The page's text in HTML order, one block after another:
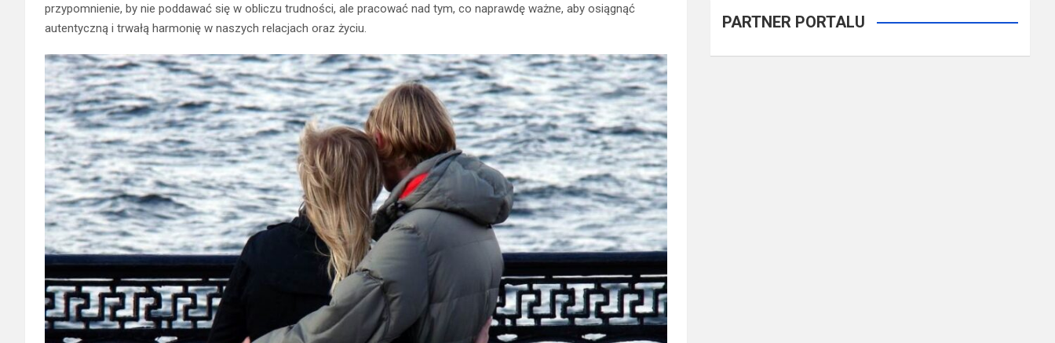
przypomnienie, by nie poddawać się w obliczu trudności, ale pracować nad tym, co naprawdę ważne, aby osiągnąć
autentyczną i trwałą harmonię w naszych relacjach oraz życiu.
PARTNER PORTALU